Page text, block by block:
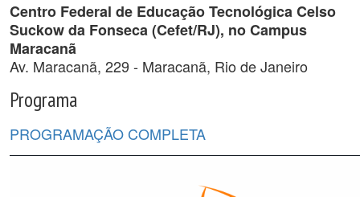
Centro Federal de Educação Tecnológica Celso
Suckow da Fonseca (Cefet/RJ), no Campus
Maracanã
Av. Maracanã, 229 - Maracanã, Rio de Janeiro
Programa
PROGRAMAÇÃO COMPLETA